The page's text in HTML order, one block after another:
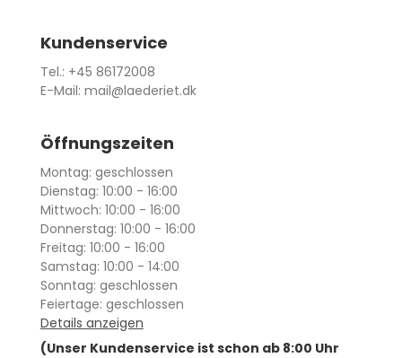
Kundenservice
Tel.: +45 86172008
E-Mail: mail@laederiet.dk
Öffnungszeiten
Montag: geschlossen
Dienstag: 10:00 - 16:00
Mittwoch: 10:00 - 16:00
Donnerstag: 10:00 - 16:00
Freitag: 10:00 - 16:00
Samstag: 10:00 - 14:00
Sonntag: geschlossen
Feiertage: geschlossen
Details anzeigen
(Unser Kundenservice ist schon ab 8:00 Uhr